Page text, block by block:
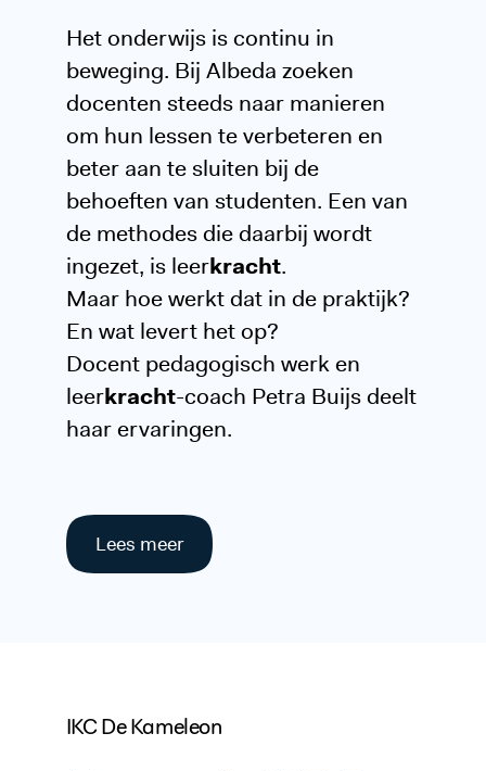
Het onderwijs is continu in
beweging. Bij Albeda zoeken
docenten steeds naar manieren
om hun lessen te verbeteren en
beter aan te sluiten bij de
behoeften van studenten. Een van
de methodes die daarbij wordt
ingezet, is leerkracht.
Maar hoe werkt dat in de praktijk?
En wat levert het op?
Docent pedagogisch werk en
leerkracht-coach Petra Buijs deelt
haar ervaringen.
Lees meer
IKC De Kameleon